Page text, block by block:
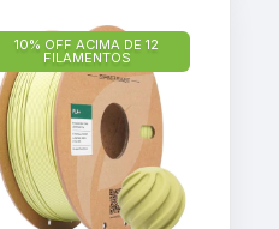
10% OFF ACIMA DE 12
FILAMENTOS